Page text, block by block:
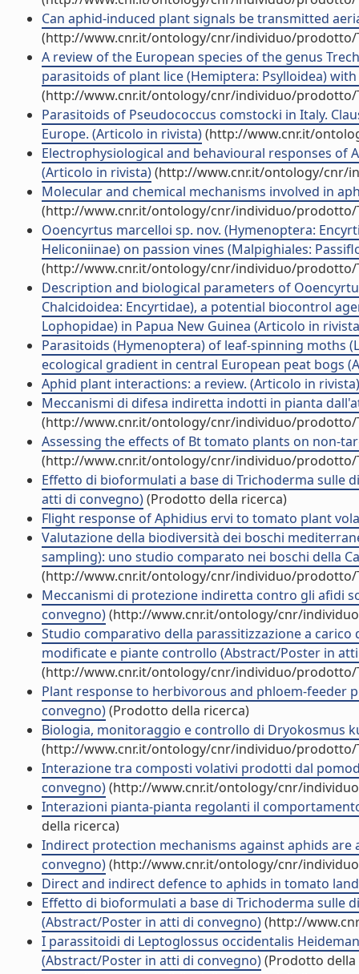
Can aphid-induced plant signals be transmitted
(http://www.cnr.it/ontology/cnr/individuo/prodotto/
A review of the European species of the genus
parasitoids of plant lice (Hemiptera: Psylloidea)
(http://www.cnr.it/ontology/cnr/individuo/prodotto/
Parasitoids of Pseudococcus comstocki in Italy.
Europe. (Articolo in rivista)(http://www.cnr.it/
Electrophysiological and behavioural responses of
(Articolo in rivista)(http://www.cnr.it/ontology/cnr/
Molecular and chemical mechanisms involved in
(http://www.cnr.it/ontology/cnr/individuo/prodotto/
Ooencyrtus marcelloi sp. nov. (Hymenoptera:
Heliconiinae) on passion vines (Malpighiales:
(http://www.cnr.it/ontology/cnr/individuo/prodotto/
Description and biological parameters of
Chalcidoidea: Encyrtidae), a potential biocontrol
Lophopidae) in Papua New Guinea (Articolo in
Parasitoids (Hymenoptera) of leaf-spinning moths
ecological gradient in central European peat bogs
Aphid plant interactions: a review. (Articolo in rivista)
Meccanismi di difesa indiretta indotti in pianta
(http://www.cnr.it/ontology/cnr/individuo/prodotto/
Assessing the effects of Bt tomato plants on non-
(http://www.cnr.it/ontology/cnr/individuo/prodotto/
Effetto di bioformulati a base di Trichoderma sulle
atti di convegno)(Prodotto della ricerca)
Flight response of Aphidius ervi to tomato plant
Valutazione della biodiversità dei boschi
sampling): uno studio comparato nei boschi della
(http://www.cnr.it/ontology/cnr/individuo/prodotto/
Meccanismi di protezione indiretta contro gli afidi
convegno)(http://www.cnr.it/ontology/cnr/
Studio comparativo della parassitizzazione a
modificate e piante controllo (Abstract/Poster in
(http://www.cnr.it/ontology/cnr/individuo/prodotto/
Plant response to herbivorous and phloem-feeder
convegno)(Prodotto della ricerca)
Biologia, monitoraggio e controllo di Dryokosmus
(http://www.cnr.it/ontology/cnr/individuo/prodotto/
Interazione tra composti volativi prodotti dal
convegno)(http://www.cnr.it/ontology/cnr/
Interazioni pianta-pianta regolanti il
della ricerca)
Indirect protection mechanisms against aphids
convegno)(http://www.cnr.it/ontology/cnr/
Direct and indirect defence to aphids in tomato
Effetto di bioformulati a base di Trichoderma sulle
(Abstract/Poster in atti di convegno)(http://
I parassitoidi di Leptoglossus occidentalis
(Abstract/Poster in atti di convegno)(Prodotto della